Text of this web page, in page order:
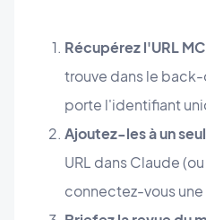
Récupérez l'URL
trouve dans le
porte l'identifiant
Ajoutez-les à un
URL dans Claude
connectez-vous une